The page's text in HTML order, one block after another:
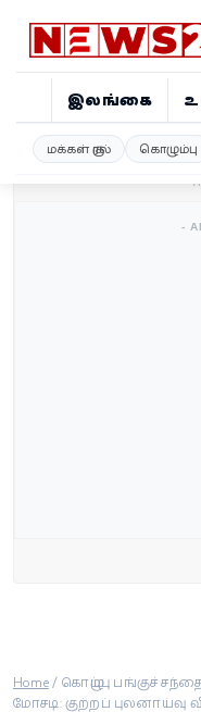
இலங்கை
மக்கள் குரல் கொழும்பு
இலங்கை
வெப்ஸ்டோரி
-
-
Home/ கொழும்பு பங்குச்
மோசடி: குற்றப்